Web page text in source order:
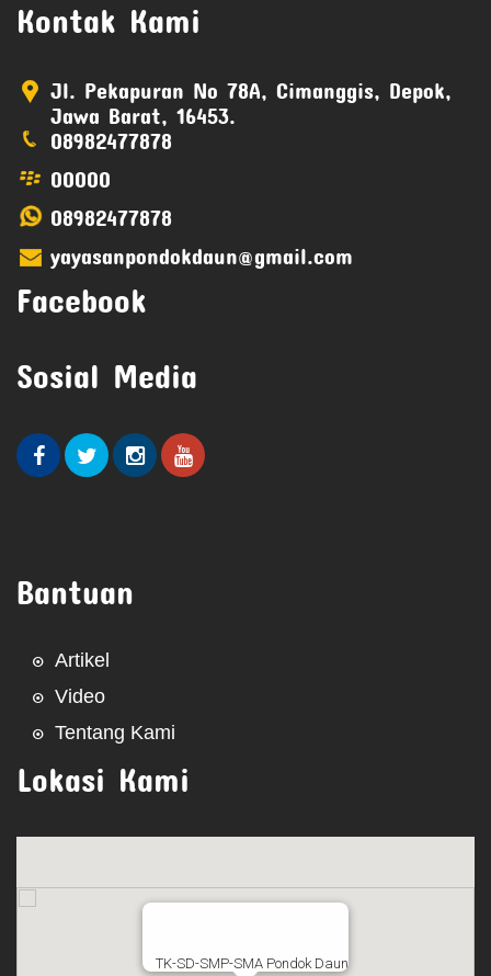
Kontak Kami
Jl. Pekapuran No 78A, Cimanggis, Depok,
Jawa Barat, 16453.
08982477878
00000
08982477878
yayasanpondokdaun@gmail.com
Facebook
Sosial Media
Bantuan
Artikel
Video
Tentang Kami
Lokasi Kami
TK-SD-SMP-SMA Pondok Daun